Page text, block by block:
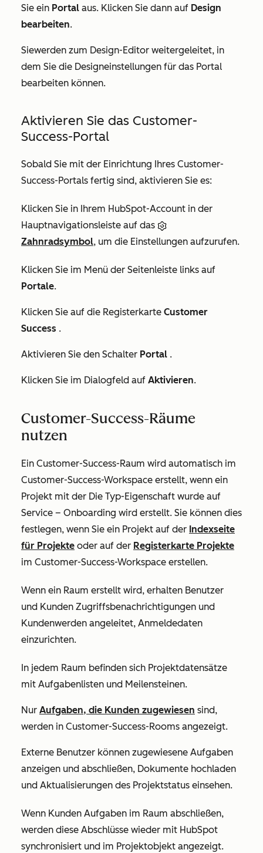
Sie ein Portal aus. Klicken Sie dann auf Design
bearbeiten.
Siewerden zum Design-Editor weitergeleitet, in
dem Sie die Designeinstellungen für das Portal
bearbeiten können.
Aktivieren Sie das Customer-
Success-Portal
Sobald Sie mit der Einrichtung Ihres Customer-
Success-Portals fertig sind, aktivieren Sie es:
Klicken Sie in Ihrem HubSpot-Account in der
Hauptnavigationsleiste auf das
Zahnradsymbol, um die Einstellungen aufzurufen.
Klicken Sie im Menü der Seitenleiste links auf
Portale.
Klicken Sie auf die Registerkarte Customer
Success .
Aktivieren Sie den Schalter Portal .
Klicken Sie im Dialogfeld auf Aktivieren.
Customer-Success-Räume
nutzen
Ein Customer-Success-Raum wird automatisch im
Customer-Success-Workspace erstellt, wenn ein
Projekt mit der Die Typ-Eigenschaft wurde auf
Service – Onboarding wird erstellt. Sie können dies
festlegen, wenn Sie ein Projekt auf der Indexseite
für Projekte oder auf der Registerkarte Projekte
im Customer-Success-Workspace erstellen.
Wenn ein Raum erstellt wird, erhalten Benutzer
und Kunden Zugriffsbenachrichtigungen und
Kundenwerden angeleitet, Anmeldedaten
einzurichten.
In jedem Raum befinden sich Projektdatensätze
mit Aufgabenlisten und Meilensteinen.
Nur Aufgaben, die Kunden zugewiesen sind,
werden in Customer-Success-Rooms angezeigt.
Externe Benutzer können zugewiesene Aufgaben
anzeigen und abschließen, Dokumente hochladen
und Aktualisierungen des Projektstatus einsehen.
Wenn Kunden Aufgaben im Raum abschließen,
werden diese Abschlüsse wieder mit HubSpot
synchronisiert und im Projektobjekt angezeigt.